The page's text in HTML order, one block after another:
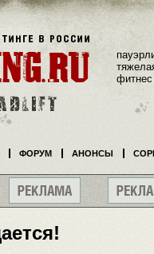
фитнес
ФОРУМ АНОНСЫ